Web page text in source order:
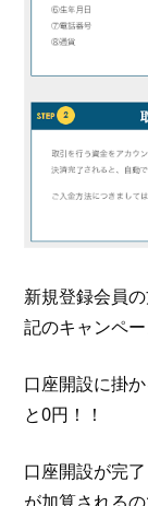
新規登録会員
記のキャンペー
口座開設に掛
と0円！！
口座開設が完